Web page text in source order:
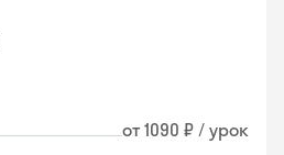
от 1090 ₽ / урок